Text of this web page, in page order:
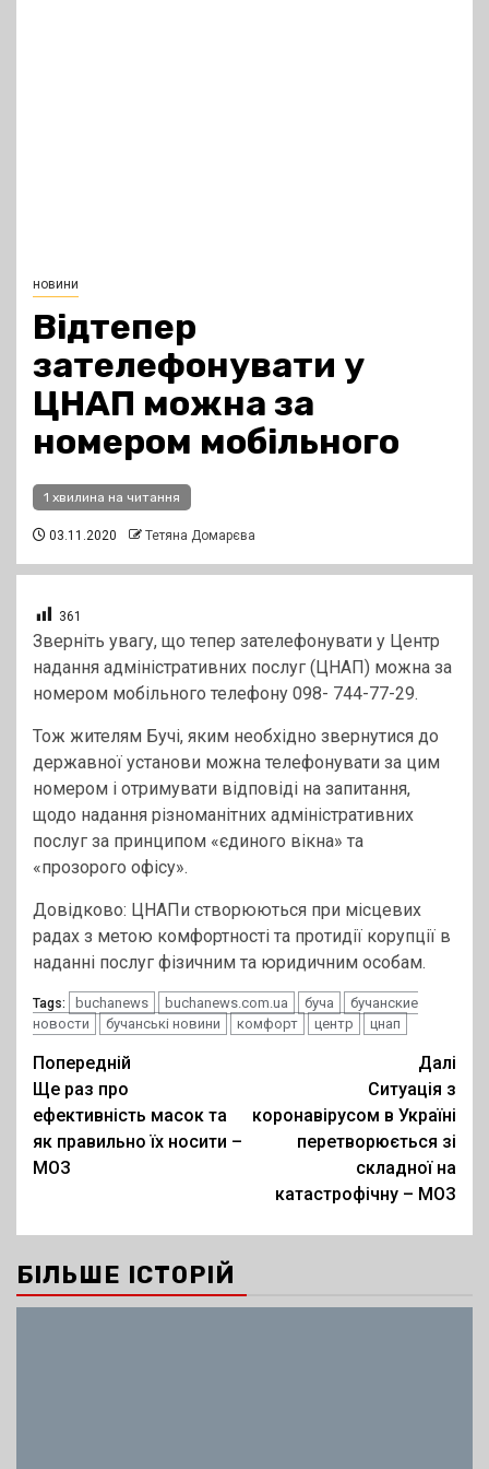
новини
Відтепер
зателефонувати у
ЦНАП можна за
номером мобільного
1 хвилина на читання
03.11.2020 Тетяна Домарєва
361
Зверніть увагу, що тепер зателефонувати у Центр
надання адміністративних послуг (ЦНАП) можна за
номером мобільного телефону 098- 744-77-29.
Тож жителям Бучі, яким необхідно звернутися до
державної установи можна телефонувати за цим
номером і отримувати відповіді на запитання,
щодо надання різноманітних адміністративних
послуг за принципом «єдиного вікна» та
«прозорого офісу».
Довідково: ЦНАПи створюються при місцевих
радах з метою комфортності та протидії корупції в
наданні послуг фізичним та юридичним особам.
Tags: buchanews buchanews.com.ua буча
бучанские
новости
бучанські новини комфорт центр цнап
Post
navigation
Попередній
Ще раз про
ефективність масок та
як правильно їх носити –
МОЗ
Далі
Ситуація з
коронавірусом в Україні
перетворюється зі
складної на
катастрофічну – МОЗ
БІЛЬШЕ ІСТОРІЙ